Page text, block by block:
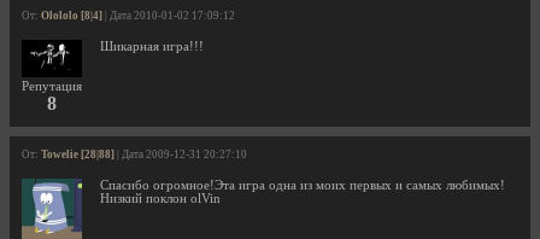
От: Olololo [8|4] | Дата 2010-01-02 17:09:12
Репутация
8
Шикарная игра!!!
От: Towelie [28|88] | Дата 2009-12-31 20:27:10
Спасибо огромное!Эта игра одна из моих первых и самых любимых!
Низкий поклон olVin